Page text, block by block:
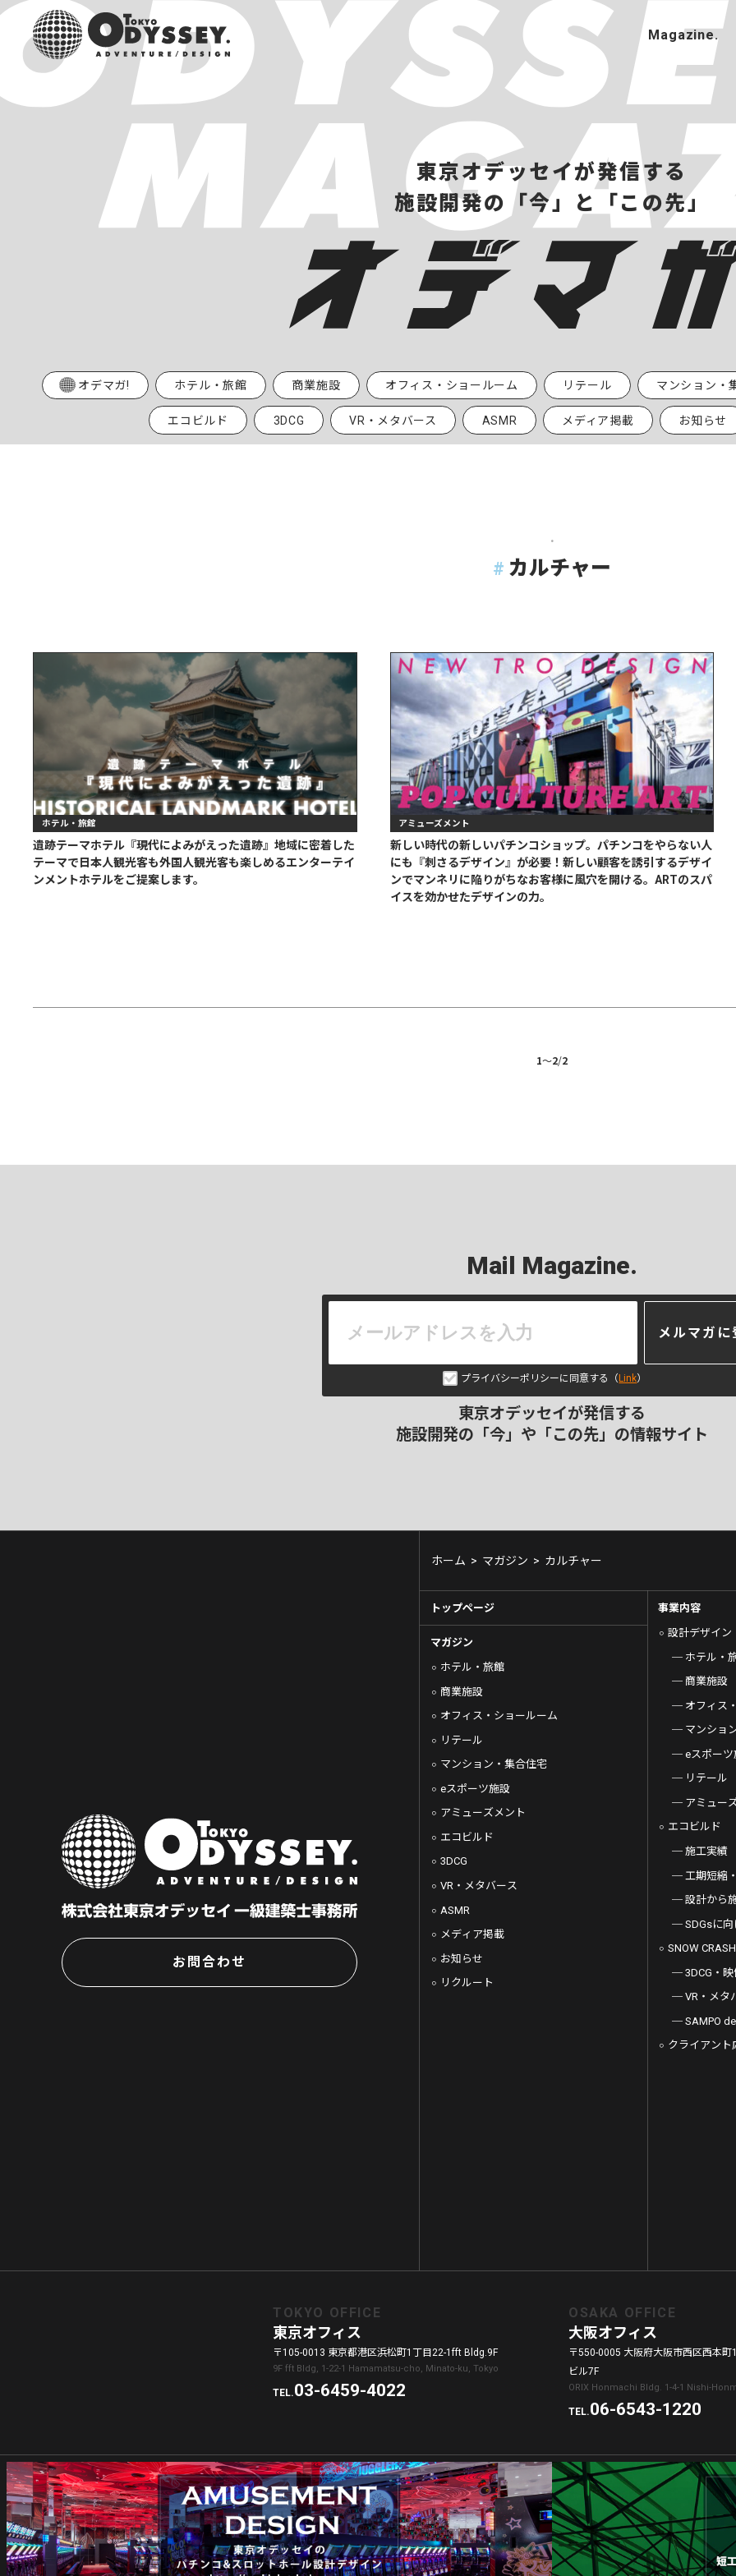
東京オデッセイが発信する
施設開発の「今」と「この先」
オデマガ! ホテル・旅館 商業施設 オフィス・ショールーム リテール マンション・
エコビルド 3DCG VR・メタバース ASMR メディア掲載 お知らせ
.
カルチャー
ホテル・旅館
遺跡テーマホテル『現代によみがえった遺跡』地域に密着した
テーマで日本人観光客も外国人観光客も楽しめるエンターテイ
ンメントホテルをご提案します。
アミューズメント
新しい時代の新しいパチンコショップ。パチンコをやらない人
にも『刺さるデザイン』が必要！新しい顧客を誘引するデザイ
ンでマンネリに陥りがちなお客様に風穴を開ける。ARTのスパ
イスを効かせたデザインの力。
1〜2/2
Mail Magazine.
メルマガに
プライバシーポリシーに同意する（ Link）
東京オデッセイが発信する
施設開発の「今」や「この先」の情報サイト
お問合わせ
ホーム > マガジン > カルチャー
トップページ
マガジン
ホテル・旅館
商業施設
オフィス・ショールーム
リテール
マンション・集合住宅
eスポーツ施設
アミューズメント
エコビルド
3DCG
VR・メタバース
ASMR
メディア掲載
お知らせ
リクルート
事業内容
設計デザイン
ホテル・
商業施設
オフィス
マンショ
eスポーツ
リテール
アミュー
エコビルド
施工実績
工期短縮
設計から
SDGsに
SNOW
3DCG・映
VR・メタ
SAMPO
クライアント
TOKYO OFFICE
東京オフィス
〒105-0013 東京都港区浜松町1丁目22-1fft Bldg.9F
9F fft Bldg, 1-22-1 Hamamatsu-cho, Minato-ku, Tokyo
TEL.03-6459-4022
OSAKA OFFICE
大阪オフィス
〒550-0005 大阪府大阪市西区西本町
ビル7F
ORIX Honmachi Bldg. 1-4-1 Nishi-
TEL.06-6543-1220